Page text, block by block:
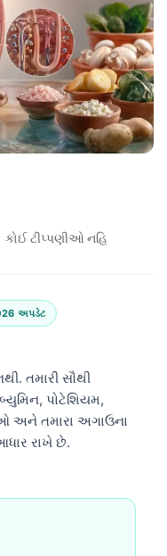
કોઈ ટીપ્પણીઓ નહિ
અપડેટ
તમારી સૌથી
પોટેશિયમ,
અને તમારા અગાઉના
રાખે છે.